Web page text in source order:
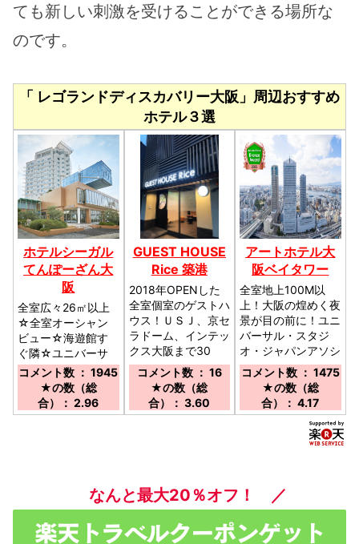
ても新しい刺激を受けることができる場所な
のです。
「 レゴランドディスカバリー大阪」周辺おすすめ
ホテル３選
ホテルシーガル
てんぽーざん大
阪
全室広々26㎡以上
☆全室オーシャン
ビュー☆海遊館す
ぐ隣☆ユニバーサ
ルシティまで車で
10分／大阪市営地
下鉄中央線大阪港駅
から徒歩で５分。
コメント数 ： 1945
★の数（総
合）： 2.96
GUEST HOUSE
Rice 築港
2018年OPENした
全室個室のゲストハ
ウス！ＵＳＪ、京セ
ラドーム、インテッ
クス大阪まで30
分！／大阪港駅より
徒歩にて約５分
コメント数 ： 16
★の数（総
合）： 3.60
アートホテル大
阪ベイタワー
全室地上100M以
上！大阪の煌めく夜
景が目の前に！ユニ
バーサル・スタジ
オ・ジャパンアソシ
エイトホテル／大阪
駅よりJR環状線に
て7分弁天町駅下車
直結徒歩3分・USJ
までJRにて7分
コメント数 ： 1475
★の数（総
合）： 4.17
なんと最大20％オフ！ ／